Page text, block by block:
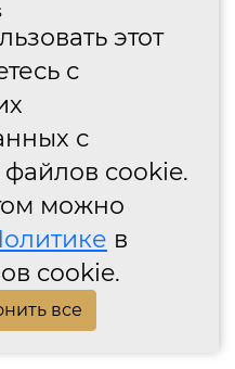
этот
с
с
cookie.
можно
в
cookie.
все